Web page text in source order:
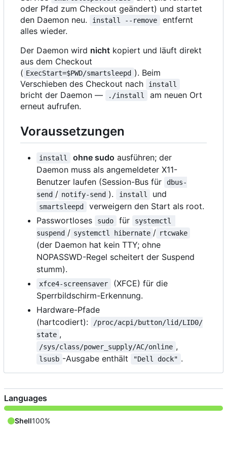
oder Pfad zum Checkout geändert) und startet
den Daemon neu.
install --remove
entfernt
alles wieder.
Der Daemon wird nicht kopiert und läuft direkt
aus dem Checkout
( ExecStart=$PWD/smartsleepd ). Beim
Verschieben des Checkout nach
install
bricht der Daemon — ./install
am neuen Ort
erneut aufrufen.
Voraussetzungen
install ohne sudo ausführen; der
Daemon muss als angemeldeter X11-
Benutzer laufen (Session-Bus für
dbus-
send / notify-send ). install und
smartsleepd
verweigern den Start als root.
Passwortloses
sudo für
systemctl
suspend / systemctl hibernate / rtcwake
(der Daemon hat kein TTY; ohne
NOPASSWD-Regel scheitert der Suspend
stumm).
xfce4-screensaver
(XFCE) für die
Sperrbildschirm-Erkennung.
Hardware-Pfade
(hartcodiert):
/proc/acpi/button/lid/LID0/
state ,
/sys/class/power_supply/AC/online ,
lsusb -Ausgabe enthält "Dell dock" .
Languages
Shell100%